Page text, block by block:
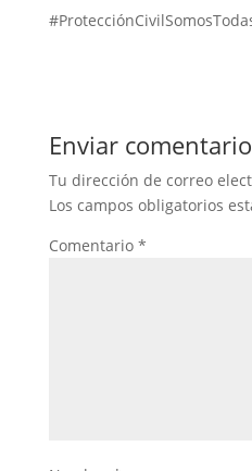
Enviar comentario
Tu dirección de correo
Los campos obligatorios
Comentario *